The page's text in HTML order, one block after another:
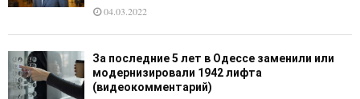
04.03.2022
За последние 5 лет в Одессе заменили или
модернизировали 1942 лифта
(видеокомментарий)